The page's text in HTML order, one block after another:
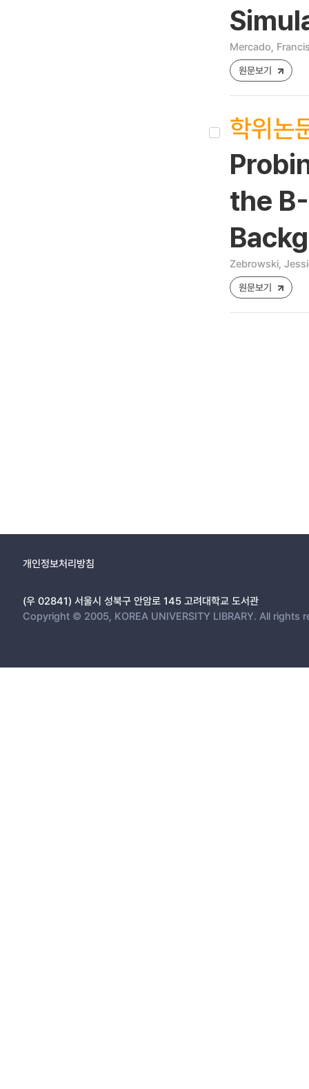
Mercado,
원문보기
학위논
the
Zebrowski,
원문보기
개인정보처리방침
(우 02841) 서울시 성북구 안암로 145 고려대학교 도서관
Copyright © 2005, KOREA UNIVERSITY LIBRARY. All rights